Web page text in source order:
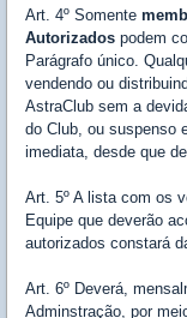
Art. 4º Somente
Autorizados podem
Parágrafo único.
vendendo ou
AstraClub sem a
do Club, ou suspenso
imediata, desde que
Art. 5º A lista com os
Equipe que deverão
autorizados constará
Art. 6º Deverá,
Adminstração, por